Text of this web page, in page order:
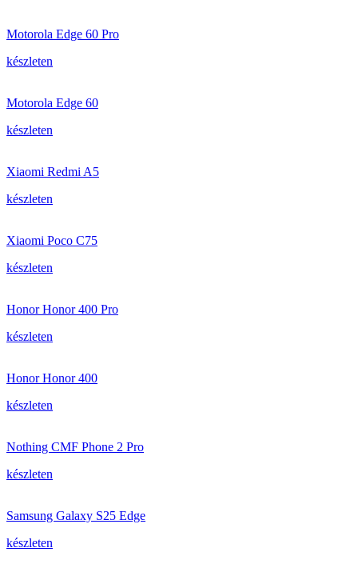
Motorola Edge 60 Pro
készleten
Motorola Edge 60
készleten
Xiaomi Redmi A5
készleten
Xiaomi Poco C75
készleten
Honor Honor 400 Pro
készleten
Honor Honor 400
készleten
Nothing CMF Phone 2 Pro
készleten
Samsung Galaxy S25 Edge
készleten